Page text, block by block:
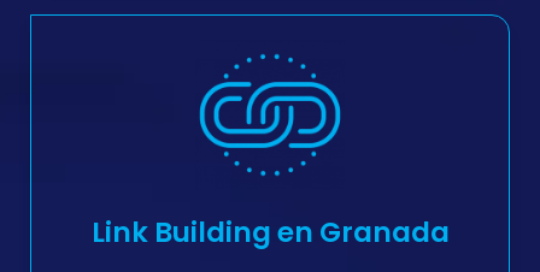
Link Building en Granada